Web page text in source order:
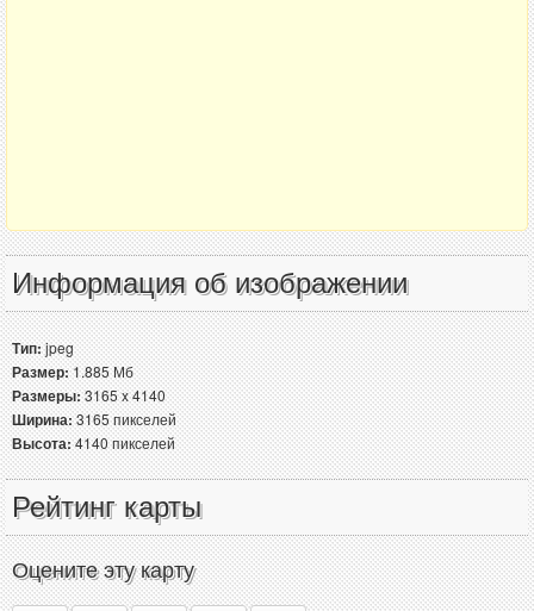
Информация об изображении
Тип:jpeg
Размер:1.885 Мб
Размеры:3165 x 4140
Ширина:3165 пикселей
Высота:4140 пикселей
Рейтинг карты
Оцените эту карту